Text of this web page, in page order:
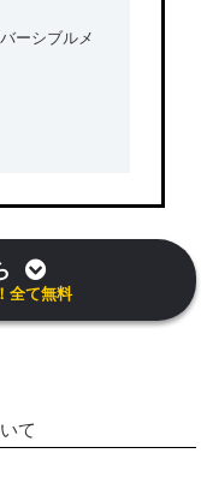
ーシブルメ
全て無料
て